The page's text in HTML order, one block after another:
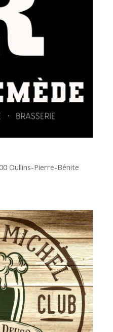
Oullins-Pierre-Bénite